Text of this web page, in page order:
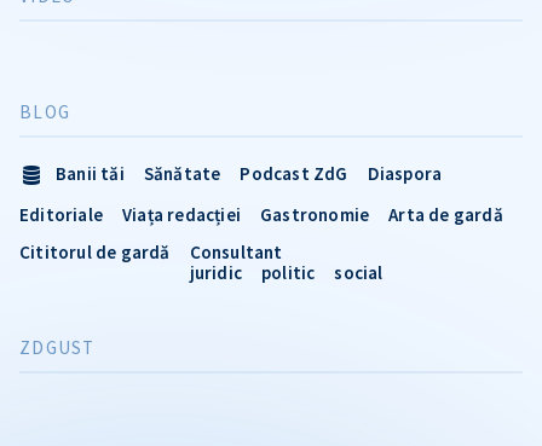
BLOG
Banii tăi Sănătate Podcast ZdG
Diaspora
Editoriale
Viața redacției Gastronomie
Arta de gardă
Cititorul de gardă
Consultant
juridic
politic social
ZDGUST